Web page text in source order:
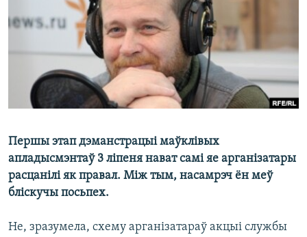
КАЛЯНДАР
НА ХВАЛЯХ СВАБОДЫ
Першы этап дэманстрацыі маўклівых
апладысмэнтаў 3 ліпеня нават самі яе арганізатары
расцанілі як правал. Між тым, насамрэч ён меў
бліскучы посьпех.
Не, зразумела, схему арганізатараў акцыі службы